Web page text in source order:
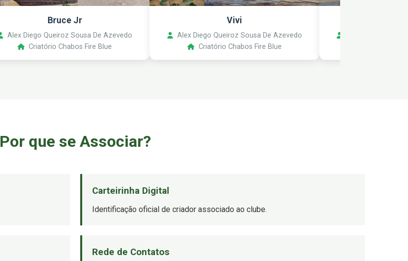
Bruce Jr
Alex Diego Queiroz Sousa De Azevedo
Criatório Chabos Fire Blue
Vivi
Alex Diego Queiroz Sousa De Azevedo
Criatório Chabos Fire Blue
Por que se Associar?
Carteirinha Digital
Identificação oficial de criador associado ao clube.
Rede de Contatos